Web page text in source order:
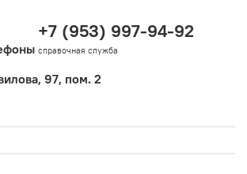
+7 (953) 997-94-92
справочная служба
97, пом. 2